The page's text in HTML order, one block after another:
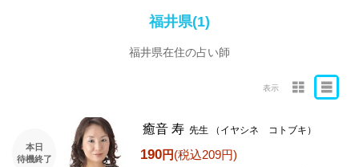
福井県(1)
福井県在住の占い師
表示
本日
待機終了
癒音 寿 先生 （イヤシネ コトブキ）
190円(税込209円)